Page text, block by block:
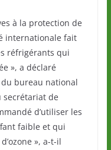
à la protection de
internationale fait
réfrigérants qui
», a déclaré
bureau national
secrétariat de
d’utiliser les
faible et qui
», a-t-il